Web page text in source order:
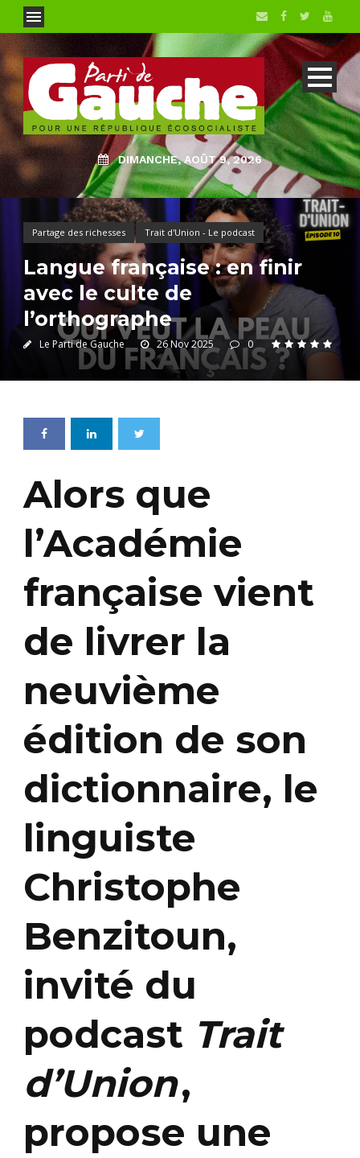
DIMANCHE, AOÛT 9, 2026
Partage des richesses Trait d'Union - Le podcast
Langue française : en finir
avec le culte de
l’orthographe
Le Parti de Gauche 26 Nov 2025 0
Alors que
l’Académie
française vient
de livrer la
neuvième
édition de son
dictionnaire, le
linguiste
Christophe
Benzitoun,
invité du
podcast Trait
d’Union,
propose une